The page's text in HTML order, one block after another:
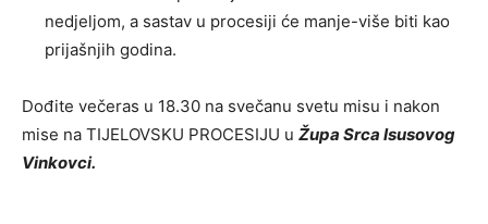
nedjeljom, a sastav u procesiji će manje-više biti kao
prijašnjih godina.
Dođite večeras u 18.30 na svečanu svetu misu i nakon
mise na TIJELOVSKU PROCESIJU u Župa Srca Isusovog
Vinkovci.